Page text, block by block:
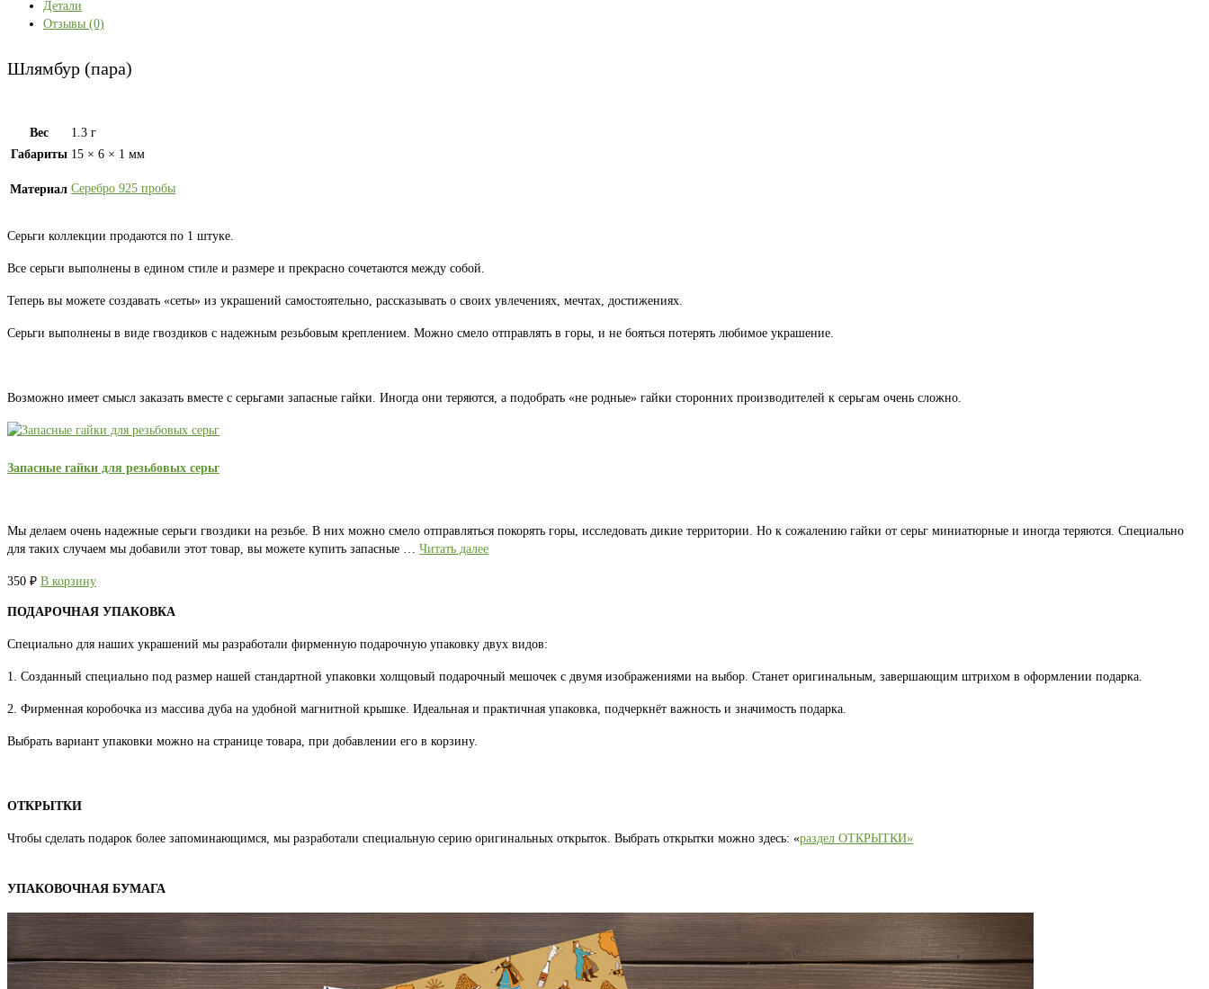
Детали
Отзывы (0)
Шлямбур (пара)
Вес
1.3 г
Габариты 15 × 6 × 1 мм
Материал Серебро 925 пробы
Серьги коллекции продаются по 1 штуке.
Все серьги выполнены в едином стиле и размере и прекрасно сочетаются между собой.
Теперь вы можете создавать «сеты» из украшений самостоятельно, рассказывать о своих увлечениях, мечтах, достижениях.
Серьги выполнены в виде гвоздиков с надежным резьбовым креплением. Можно смело отправлять в горы, и не бояться потерять любимое украшение.
Возможно имеет смысл заказать вместе с серьгами запасные гайки. Иногда они теряются, а подобрать «не родные» гайки сторонних производителей к серьгам очень сложно.
Запасные гайки для резьбовых серьг
Мы делаем очень надежные серьги гвоздики на резьбе. В них можно смело отправляться покорять горы, исследовать дикие территории. Но к сожалению гайки от серьг миниатюрные и иногда теряются. Специально
для таких случаем мы добавили этот товар, вы можете купить запасные … Читать далее
350 ₽ В корзину
ПОДАРОЧНАЯ УПАКОВКА
Специально для наших украшений мы разработали фирменную подарочную упаковку двух видов:
1. Созданный специально под размер нашей стандартной упаковки холщовый подарочный мешочек с двумя изображениями на выбор. Станет оригинальным, завершающим штрихом в оформлении подарка.
2. Фирменная коробочка из массива дуба на удобной магнитной крышке. Идеальная и практичная упаковка, подчеркнёт важность и значимость подарка.
Выбрать вариант упаковки можно на странице товара, при добавлении его в корзину.
ОТКРЫТКИ
Чтобы сделать подарок более запоминающимся, мы разработали специальную серию оригинальных открыток. Выбрать открытки можно здесь: «раздел ОТКРЫТКИ»
УПАКОВОЧНАЯ БУМАГА